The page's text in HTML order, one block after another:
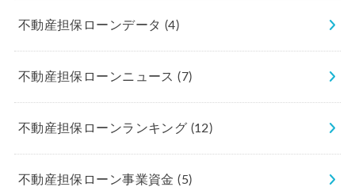
不動産担保ローンデータ (4)
不動産担保ローンニュース(7)
不動産担保ローンランキング (12)
不動産担保ローン事業資金(5)